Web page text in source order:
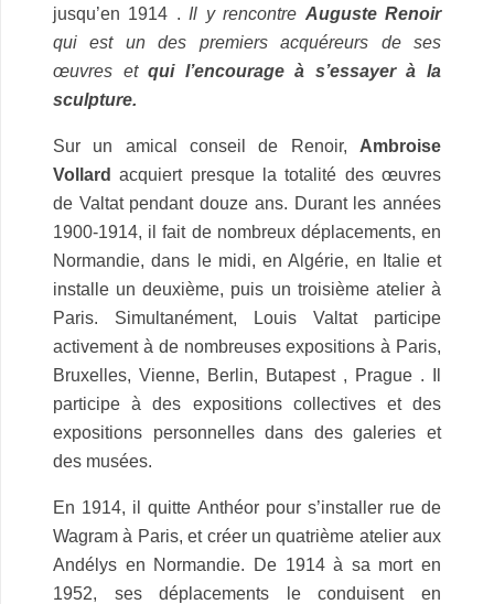
jusqu’en 1914 . Il y rencontre Auguste Renoir
qui est un des premiers acquéreurs de ses
œuvres etqui l’encourage à s’essayer à la
sculpture.
Sur un amical conseil de Renoir, Ambroise
Vollard acquiert presque la totalité des œuvres
de Valtat pendant douze ans. Durant les années
1900-1914, il fait de nombreux déplacements, en
Normandie, dans le midi, en Algérie, en Italie et
installe un deuxième, puis un troisième atelier à
Paris. Simultanément, Louis Valtat participe
activement à de nombreuses expositions à Paris,
Bruxelles, Vienne, Berlin, Butapest , Prague . Il
participe à des expositions collectives et des
expositions personnelles dans des galeries et
des musées.
En 1914, il quitte Anthéor pour s’installer rue de
Wagram à Paris, et créer un quatrième atelier aux
Andélys en Normandie. De 1914 à sa mort en
1952, ses déplacements le conduisent en